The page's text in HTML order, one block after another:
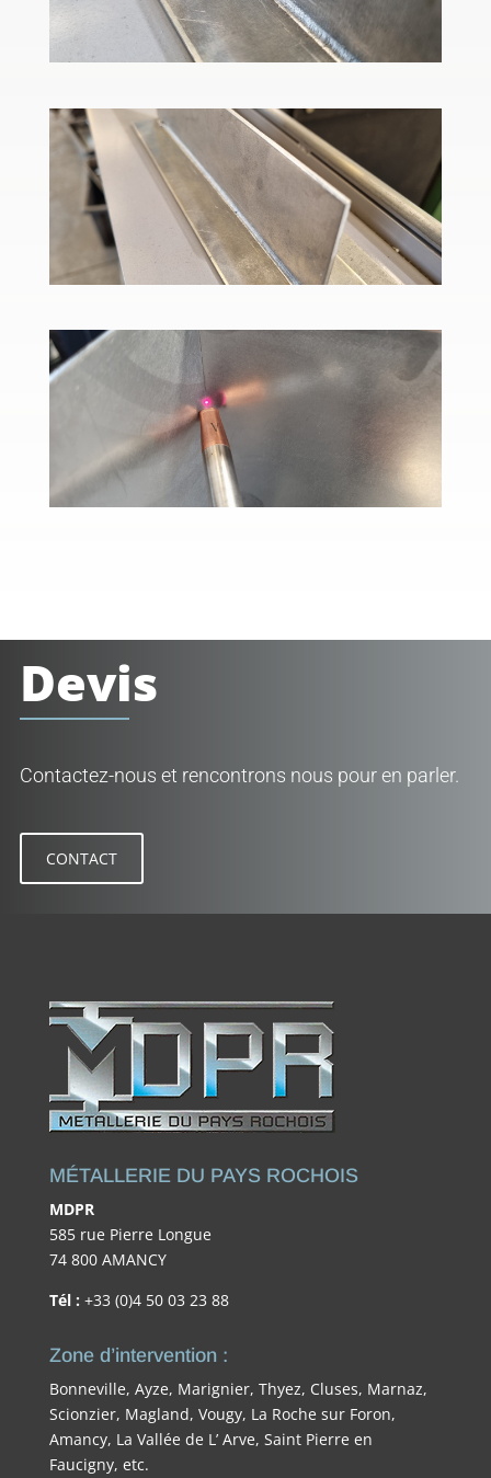
Devis
Contactez-nous et rencontrons nous pour en parler.
CONTACT
MÉTALLERIE DU PAYS ROCHOIS
MDPR
585 rue Pierre Longue
74 800 AMANCY
Tél : +33 (0)4 50 03 23 88
Zone d’intervention :
Bonneville, Ayze, Marignier, Thyez, Cluses, Marnaz,
Scionzier, Magland, Vougy, La Roche sur Foron,
Amancy, La Vallée de L’ Arve, Saint Pierre en
Faucigny, etc.